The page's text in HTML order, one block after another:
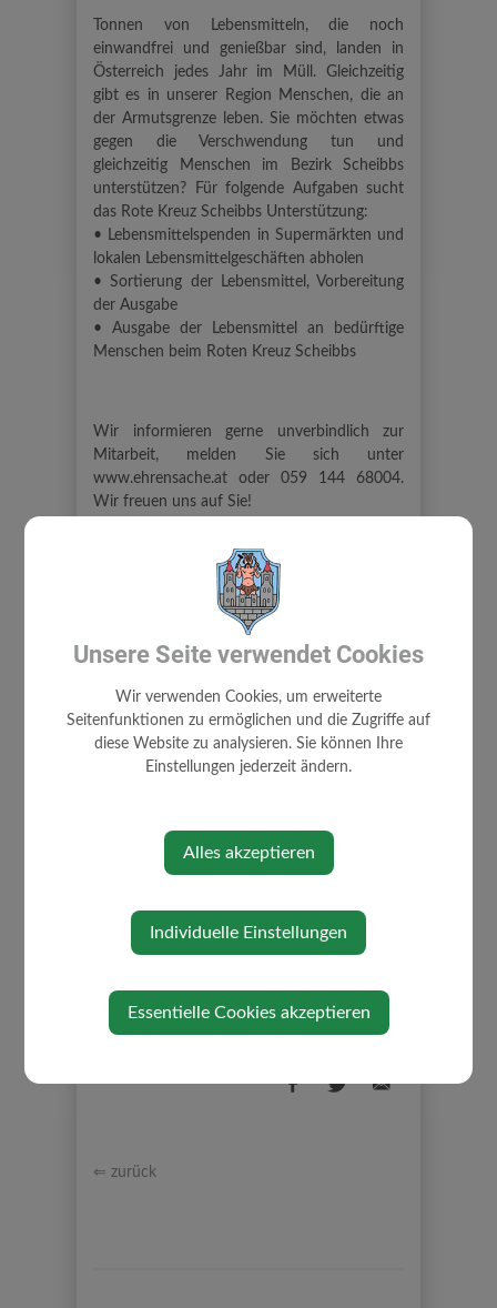
Tonnen von Lebensmitteln, die noch
einwandfrei und genießbar sind, landen in
Österreich jedes Jahr im Müll. Gleichzeitig
gibt es in unserer Region Menschen, die an
der Armutsgrenze leben. Sie möchten etwas
gegen die Verschwendung tun und
gleichzeitig Menschen im Bezirk Scheibbs
unterstützen? Für folgende Aufgaben sucht
das Rote Kreuz Scheibbs Unterstützung:
• Lebensmittelspenden in Supermärkten und
lokalen Lebensmittelgeschäften abholen
• Sortierung der Lebensmittel, Vorbereitung
der Ausgabe
• Ausgabe der Lebensmittel an bedürftige
Menschen beim Roten Kreuz Scheibbs
Wir informieren gerne unverbindlich zur
Mitarbeit, melden Sie sich unter
www.ehrensache.at oder 059 144 68004.
Wir freuen uns auf Sie!
EHRENSACHE TEAM
ÖSTERREICH TAFEL.PDF
Freitag, 18. Oktober 2024
⇐ zurück
Unsere Seite verwendet Cookies
Wir verwenden Cookies, um erweiterte
Seitenfunktionen zu ermöglichen und die Zugriffe auf
diese Website zu analysieren. Sie können Ihre
Einstellungen jederzeit ändern.
Alles akzeptieren
Individuelle Einstellungen
Essentielle Cookies akzeptieren